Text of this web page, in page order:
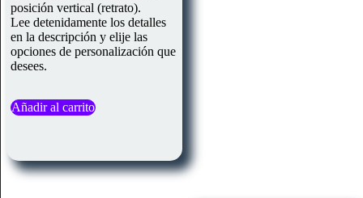
posición vertical (retrato).
Lee detenidamente los detalles
en la descripción y elije las
opciones de personalización que
desees.
Añadir al carrito